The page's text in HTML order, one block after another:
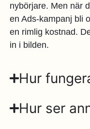
nybörjare. Men när
en Ads-kampanj bli
en rimlig kostnad.
in i bilden.
Hur
Hur ser